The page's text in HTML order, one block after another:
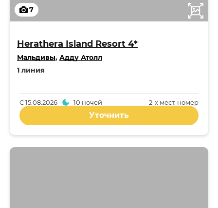
7
Herathera Island Resort 4*
Мальдивы, Адду Атолл
1 линия
2-x мест. номер
С15.08.2026 10 ночей
Уточнить